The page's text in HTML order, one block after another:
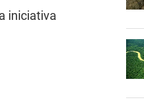
iniciativa